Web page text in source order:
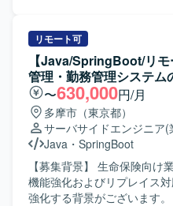
意識して開発に取り組める方に
ションの魅力】 モビリティ
信や決済など事業の中核と
ため、ビジネスインパクト
きます。APIやデータモデル
マンスチューニングまで一
スタックを選定しながらア
環境です。 【開発環境】 言語やフレームワークはプロジェ
クトに応じてモダンな技術
APIはRESTおよびGraphQL
期処理やバッチ処理を行う
ステム運用・保守、事業拡
次期システムの設計・開発
ていただきます。 アプリケ
行設計・実装、既存データ
SQLやシェルスクリプトを
どを行っていただきます。 【求める人物像】 システムの目
的や業務背景を理解し、自
係者と調整しながら設計・
ります。 チームメンバーと
質と生産性の両立を意識し
いです。 【ポジションの魅力】 社会インフラとしての役割
リモート可
【Java/SpringBoot/リ
管理・勤務管理システム
〜630,000円/月
多摩市（東京都）
サーバサイドエンジニア(
Java ・ SpringBoot
【募集背景】 生命保険向け
機能強化およびリプレイス
強化する背景がございます。 【作業内容】 営業職員向け勤